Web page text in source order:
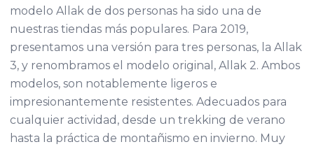
modelo Allak de dos personas ha sido una de
nuestras tiendas más populares. Para 2019,
presentamos una versión para tres personas, la Allak
3, y renombramos el modelo original, Allak 2. Ambos
modelos, son notablemente ligeros e
impresionantemente resistentes. Adecuados para
cualquier actividad, desde un trekking de verano
hasta la práctica de montañismo en invierno. Muy